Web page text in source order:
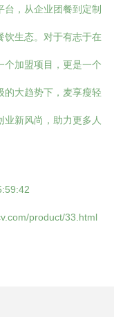
，从企业团餐到定制
饮生态。对于有志于在
个加盟项目，更是一个
的大趋势下，麦享瘦轻
新风尚，助力更多人
product/33.html